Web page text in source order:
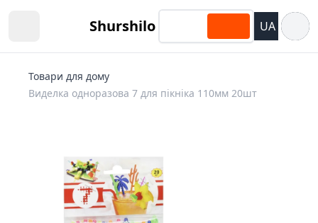
Shurshilo UA
Товари для дому
Виделка одноразова 7 для пікніка 110мм 20шт